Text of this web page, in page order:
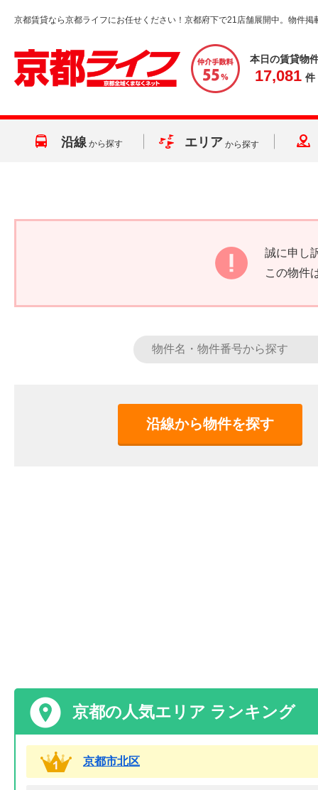
京都賃貸なら京都ライフにお任せください！京都府下で21店舗展開中。物件掲
本日の賃貸物
17,081 件
沿線 から探す エリア から探す
誠に申し
この物件
沿線から物件を探す
京都の人気エリア ランキング
京都市北区